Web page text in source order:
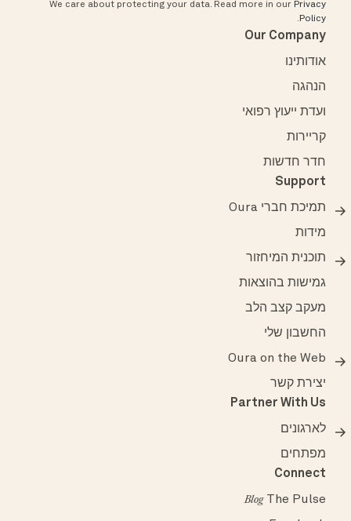
We care about protecting your data.
Read more in ourPrivacy
Policy
.
Our Company
אודותינו
הנהגה
ועדת ייעוץ רפואי
קריירות
חדר חדשות
Support
תמיכת חברי Oura
מידות
תוכנית המיחזור
גמישות בהוצאות
מעקב קצב הלב
החשבון שלי
Oura on the Web
יצירת קשר
Partner With Us
לארגונים
מפתחים
Connect
The Pulse
Blog